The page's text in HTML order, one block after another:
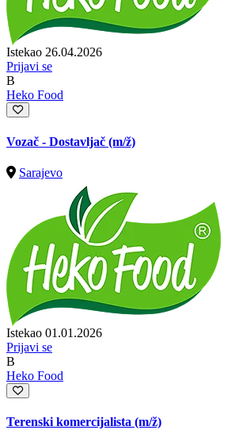
Istekao 26.04.2026
Prijavi se
B
Heko Food
Vozač - Dostavljač (m/ž)
Sarajevo
Istekao 01.01.2026
Prijavi se
B
Heko Food
Terenski komercijalista (m/ž)